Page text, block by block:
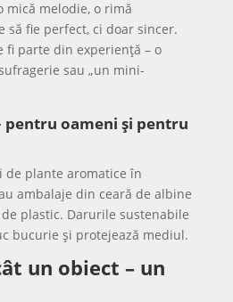
mică melodie, o rimă
să fie perfect, ci doar sincer.
fi parte din experiență – o
sau „un mini-
pentru oameni și pentru
de plante aromatice în
ambalaje din ceară de albine
plastic. Darurile sustenabile
bucurie și protejează mediul.
un obiect – un